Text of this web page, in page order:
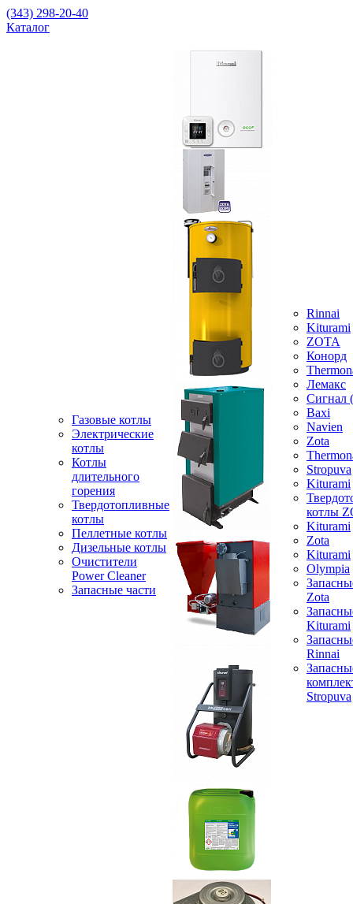
(343) 298-20-40
Каталог
Газовые котлы
Электрические
котлы
Котлы
длительного
горения
Твердотопливные
котлы
Пеллетные котлы
Дизельные котлы
Очистители
Power Cleaner
Запасные части
Rinnai
Kiturami
ZOTA
Конорд
Лемакс
Baxi
Navien
Zota
Stropuva
Kiturami
котлы
Kiturami
Zota
Kiturami
Olympia
Zota
Kiturami
Rinnai
Stropuva